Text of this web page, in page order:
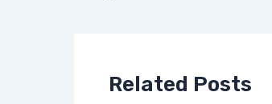
Related Posts